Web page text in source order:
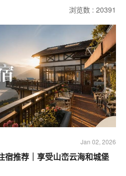
浏览数 : 20391
Jan 02, 2026
宿推荐｜享受山峦云海和城堡